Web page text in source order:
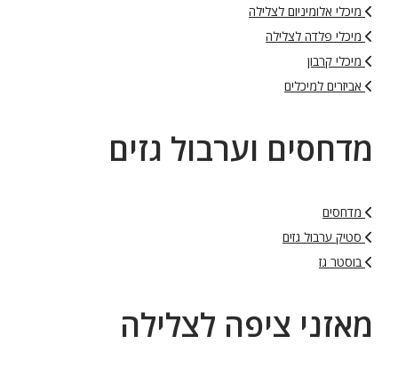
מיכלי אלומיניום לצלילה
מיכלי פלדה לצלילה
מיכלי קרבון
אביזרים למיכלים
מדחסים וערבול גזים
מדחסים
סטיק ערבול גזים
בוסטר גז
מאזני ציפה לצלילה